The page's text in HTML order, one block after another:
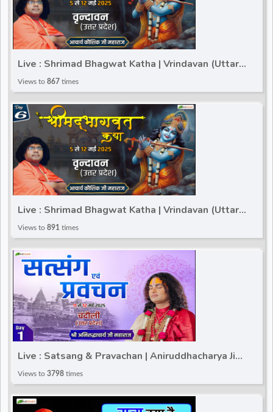
Live : Shrimad Bhagwat Katha | Vrindavan (Uttar
Pradesh) | Acharya Kaushik Ji Maharaj | Day 5
Views to 867 times
Live : Shrimad Bhagwat Katha | Vrindavan (Uttar
Pradesh) | Acharya Kaushik Ji Maharaj | Day 6
Views to 891 times
Live : Satsang & Pravachan | Aniruddhacharya Ji
Maharaj | Chandauli (Uttar Pradesh) | Day 1
Views to 3798 times